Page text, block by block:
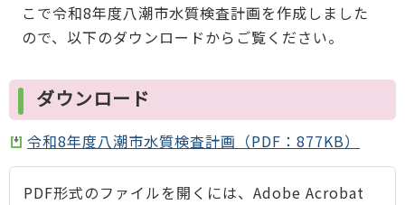
こで令和8年度八潮市水質検査計画を作成しました
ので、以下のダウンロードからご覧ください。
ダウンロード
令和8年度八潮市水質検査計画（PDF：877KB）
PDF形式のファイルを開くには、Adobe Acrobat